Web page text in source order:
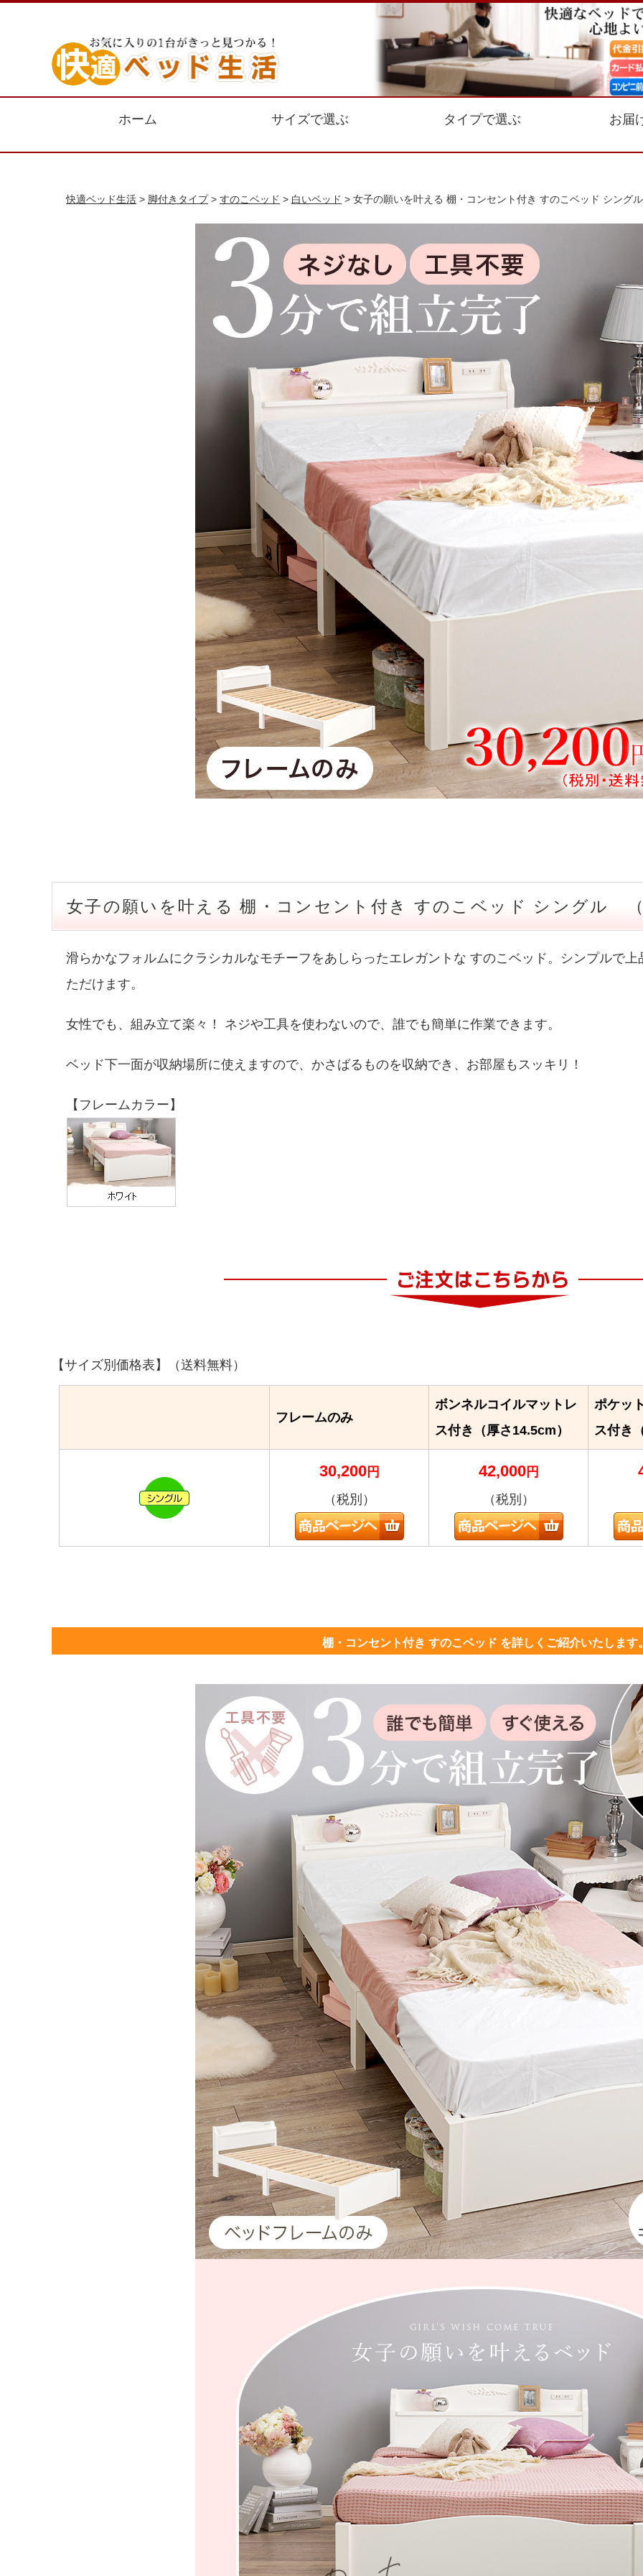
ホーム サイズで選ぶ タイプで選ぶ お届
快適ベッド生活 > 脚付きタイプ> すのこベッド > 白いベッド > 女子の願いを叶える 棚・コンセント付き すのこベッド シングル
女子の願いを叶える 棚・コンセント付き すのこベッド シングル
滑らかなフォルムにクラシカルなモチーフをあしらったエレガントな すのこベッド。シンプルで
ただけます。
女性でも、組み立て楽々！ ネジや工具を使わないので、誰でも簡単に作業できます。
ベッド下一面が収納場所に使えますので、かさばるものを収納でき、お部屋もスッキリ！
【フレームカラー】
【サイズ別価格表】（送料無料）
フレームのみ
ボンネルコイルマットレ
ス付き（厚さ14.5cm）
ポケッ
ス付き
30,200円
（税別）
42,000円
（税別）
棚・コンセント付き すのこベッド を詳しくご紹介いたします